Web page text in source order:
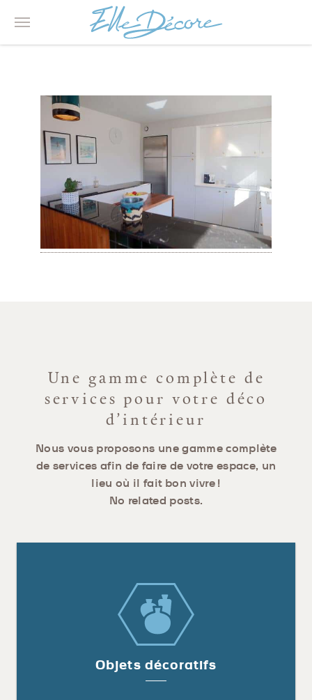
Une gamme complète de
services pour votre déco
d’intérieur
Nous vous proposons une gamme complète
de services afin de faire de votre espace, un
lieu où il fait bon vivre !
No related posts.
Objets décoratifs